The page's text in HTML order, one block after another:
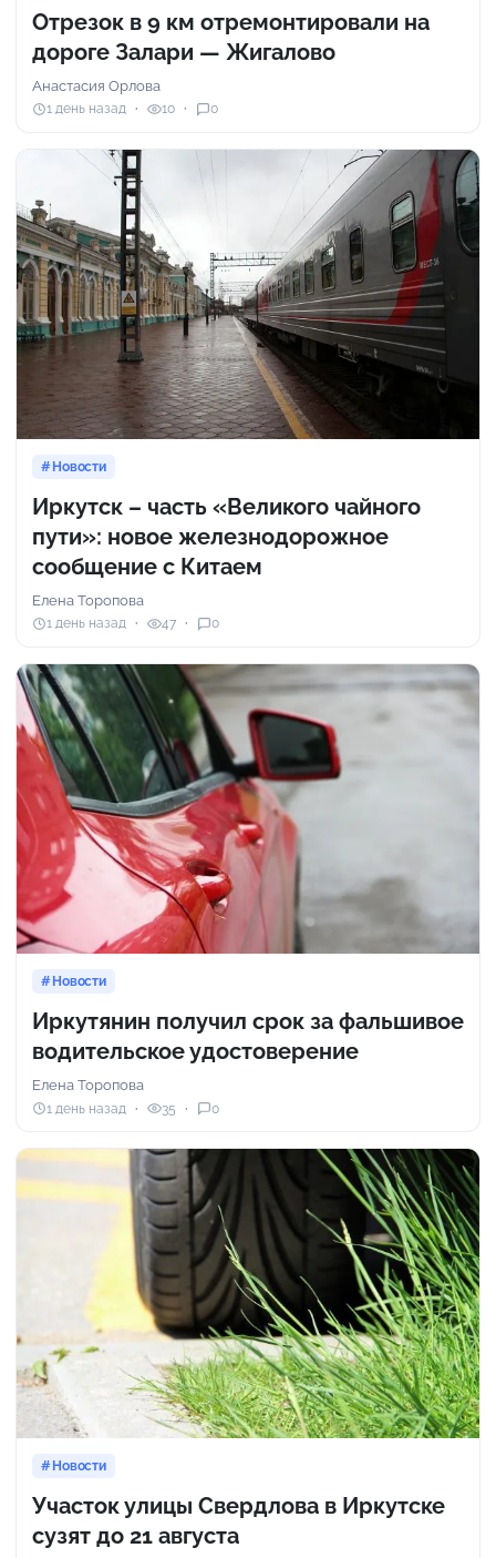
Отрезок в 9 км отремонтировали на
дороге Залари — Жигалово
Анастасия Орлова
1 день назад 10 0
Новости
Иркутск – часть «Великого чайного
пути»: новое железнодорожное
сообщение с Китаем
Елена Торопова
1 день назад 47 0
Новости
Иркутянин получил срок за фальшивое
водительское удостоверение
Елена Торопова
1 день назад 35 0
Новости
Участок улицы Свердлова в Иркутске
сузят до 21 августа